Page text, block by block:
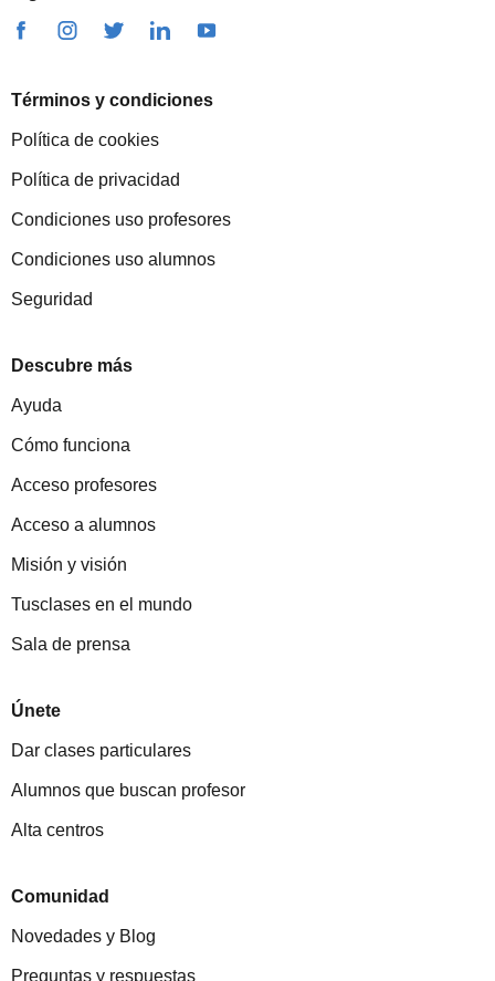
Términos y condiciones
Política de cookies
Política de privacidad
Condiciones uso profesores
Condiciones uso alumnos
Seguridad
Descubre más
Ayuda
Cómo funciona
Acceso profesores
Acceso a alumnos
Misión y visión
Tusclases en el mundo
Sala de prensa
Únete
Dar clases particulares
Alumnos que buscan profesor
Alta centros
Comunidad
Novedades y Blog
Preguntas y respuestas